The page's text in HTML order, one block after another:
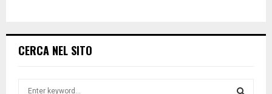
CERCA NEL SITO